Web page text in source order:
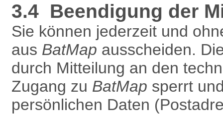
3.4 Beendigung der
Sie können jederzeit und
aus BatMap ausscheiden.
durch Mitteilung an den
Zugang zu BatMap sperrt
persönlichen Daten